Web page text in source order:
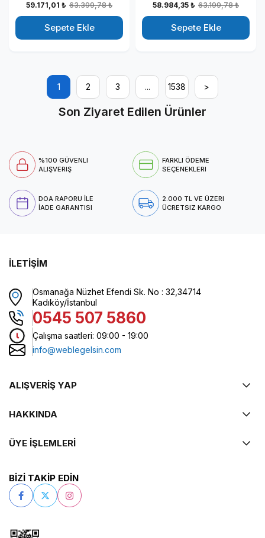
RTX4050-6GB Windows 11
Pro 15.6" 144HZ Fhd
Taşınabilir Bilgisayar
NHQNBEYP01
59.171,01 ₺ 63.399,78 ₺
Sepete Ekle
Taşınabilir Bilgisayar
N1235VN3520EMEAWP12
58.984,35 ₺ 63.199,78 ₺
Sepete Ekle
1 2 3 ... 1538 >
Son Ziyaret Edilen Ürünler
%100 GÜVENLI
ALIŞVERIŞ
FARKLI ÖDEME
SEÇENEKLERI
DOA RAPORU İLE
İADE GARANTISI
2.000 TL VE ÜZERI
ÜCRETSIZ KARGO
İLETİŞİM
Osmanağa Nüzhet Efendi Sk. No : 32,34714
Kadıköy/İstanbul
0545 507 5860
Çalışma saatleri: 09:00 - 19:00
info@weblegelsin.com
ALIŞVERİŞ YAP
HAKKINDA
ÜYE İŞLEMLERİ
BİZİ TAKİP EDİN